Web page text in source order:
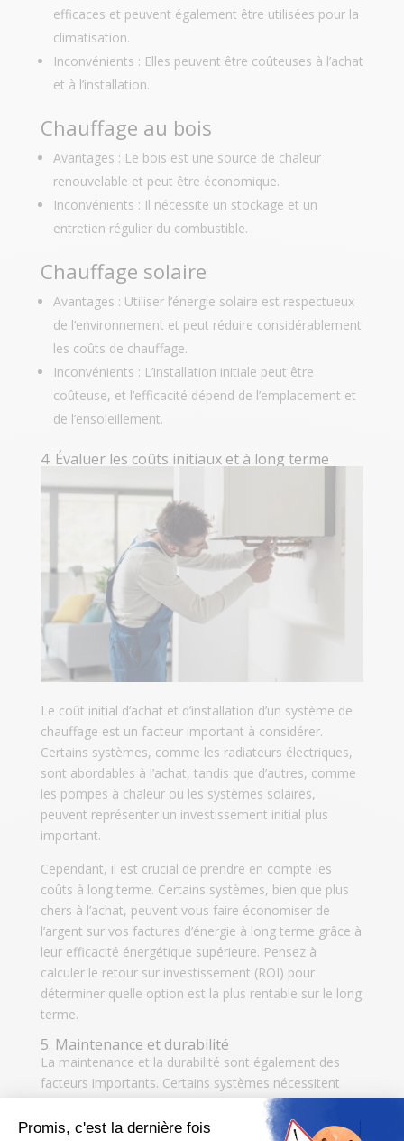
efficaces et peuvent également être utilisées pour la
climatisation.
Inconvénients : Elles peuvent être coûteuses à l’achat
et à l’installation.
Chauffage au bois
Avantages : Le bois est une source de chaleur
renouvelable et peut être économique.
Inconvénients : Il nécessite un stockage et un
entretien régulier du combustible.
Chauffage solaire
Avantages : Utiliser l’énergie solaire est respectueux
de l’environnement et peut réduire considérablement
les coûts de chauffage.
Inconvénients : L’installation initiale peut être
coûteuse, et l’efficacité dépend de l’emplacement et
de l’ensoleillement.
4. Évaluer les coûts initiaux et à long terme
Le coût initial d’achat et d’installation d’un système de
chauffage est un facteur important à considérer.
Certains systèmes, comme les radiateurs électriques,
sont abordables à l’achat, tandis que d’autres, comme
les pompes à chaleur ou les systèmes solaires,
peuvent représenter un investissement initial plus
important.
Cependant, il est crucial de prendre en compte les
coûts à long terme. Certains systèmes, bien que plus
chers à l’achat, peuvent vous faire économiser de
l’argent sur vos factures d’énergie à long terme grâce à
leur efficacité énergétique supérieure. Pensez à
calculer le retour sur investissement (ROI) pour
déterminer quelle option est la plus rentable sur le long
terme.
5. Maintenance et durabilité
La maintenance et la durabilité sont également des
facteurs importants. Certains systèmes nécessitent
peu d’entretien, tandis que d’autres exigent des
réparations fréquentes et coûteuses. Recherchez des